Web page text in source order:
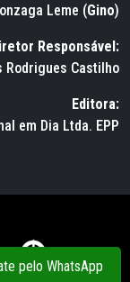
Leme (Gino)
Responsável:
Rodrigues Castilho
Editora:
em Dia Ltda. EPP
pelo WhatsApp